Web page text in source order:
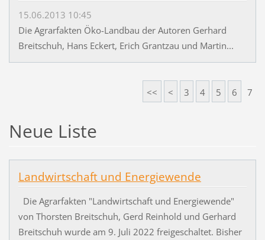
15.06.2013 10:45
Die Agrarfakten Öko-Landbau der Autoren Gerhard
Breitschuh, Hans Eckert, Erich Grantzau und Martin...
<< < 3 4 5 6 7
Neue Liste
Landwirtschaft und Energiewende
Die Agrarfakten "Landwirtschaft und Energiewende"
von Thorsten Breitschuh, Gerd Reinhold und Gerhard
Breitschuh wurde am 9. Juli 2022 freigeschaltet. Bisher